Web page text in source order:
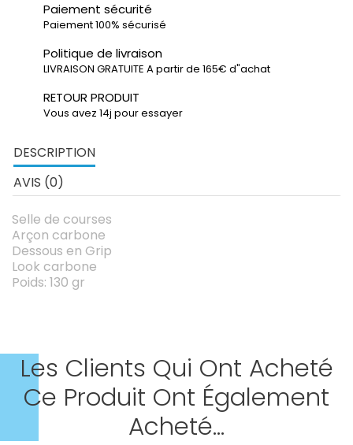
Paiement sécurité
Paiement 100% sécurisé
Politique de livraison
LIVRAISON GRATUITE A partir de 165€ d"achat
RETOUR PRODUIT
Vous avez 14j pour essayer
DESCRIPTION
AVIS (0)
Selle de courses
Arçon carbone
Dessous en Grip
Look carbone
Poids: 130 gr
Les Clients Qui Ont Acheté
Ce Produit Ont Également
Acheté...